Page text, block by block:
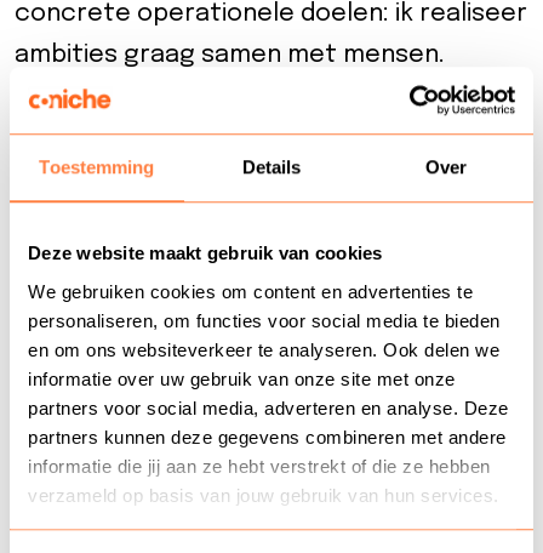
Toestemming Details Over
Deze website maakt gebruik van cookies
We gebruiken cookies om content en advertenties te
personaliseren, om functies voor social media te bieden
en om ons websiteverkeer te analyseren. Ook delen we
informatie over uw gebruik van onze site met onze
partners voor social media, adverteren en analyse. Deze
partners kunnen deze gegevens combineren met andere
informatie die jij aan ze hebt verstrekt of die ze hebben
verzameld op basis van jouw gebruik van hun services.
concrete operationele doelen: ik realiseer
ambities graag samen met mensen.
Ik geloof niet in perfectie, maar wél in elke
dag een stukje beter worden – voor
mezelf en voor de mensen om mij heen.
hierin mee te nemen. Ik vertrouw op het
proces, ook als verandering nog niet
direct zichtbaar is. Vastberaden blijf ik
trouw aan lange termijndoelen, maar als er
snelle impact nodig is, ben ik altijd bereid
om vol in actie te komen.